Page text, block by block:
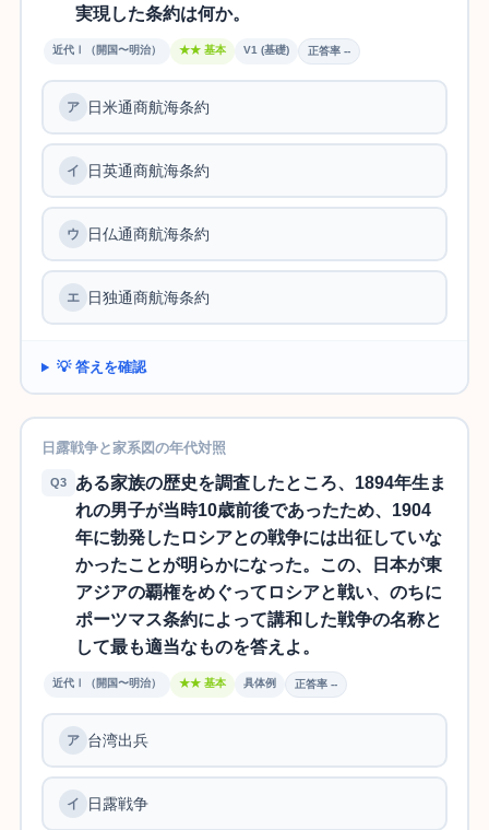
実現した条約は何か。
近代Ⅰ（開国〜明治） ★★ 基本 V1 (基礎) 正答率 --
ア 日米通商航海条約
イ 日英通商航海条約
ウ 日仏通商航海条約
エ 日独通商航海条約
💡 答えを確認
日露戦争と家系図の年代対照
Q3
ある家族の歴史を調査したところ、1894年生ま
れの男子が当時10歳前後であったため、1904
年に勃発したロシアとの戦争には出征していな
かったことが明らかになった。この、日本が東
アジアの覇権をめぐってロシアと戦い、のちに
ポーツマス条約によって講和した戦争の名称と
して最も適当なものを答えよ。
近代Ⅰ（開国〜明治） ★★ 基本 具体例 正答率 --
ア 台湾出兵
イ 日露戦争